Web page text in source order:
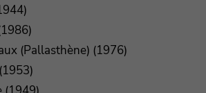
(Pallasthène) (1976)